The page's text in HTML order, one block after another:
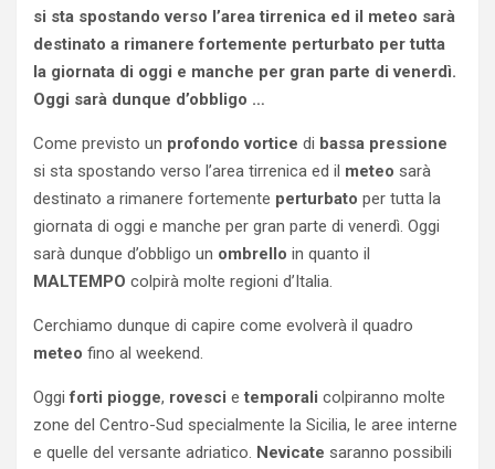
si sta spostando verso l’area tirrenica ed il meteo sarà
destinato a rimanere fortemente perturbato per tutta
la giornata di oggi e manche per gran parte di venerdì.
Oggi sarà dunque d’obbligo …
Come previsto un profondo vortice di bassa pressione
si sta spostando verso l’area tirrenica ed il meteo sarà
destinato a rimanere fortemente perturbato per tutta la
giornata di oggi e manche per gran parte di venerdì. Oggi
sarà dunque d’obbligo un ombrello in quanto il
MALTEMPO colpirà molte regioni d’Italia.
Cerchiamo dunque di capire come evolverà il quadro
meteo fino al weekend.
Oggiforti piogge, rovesci etemporali colpiranno molte
zone del Centro-Sud specialmente la Sicilia, le aree interne
e quelle del versante adriatico. Nevicate saranno possibili